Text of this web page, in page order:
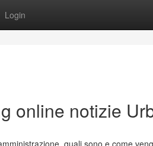
Login
online notizie
quali sono e come